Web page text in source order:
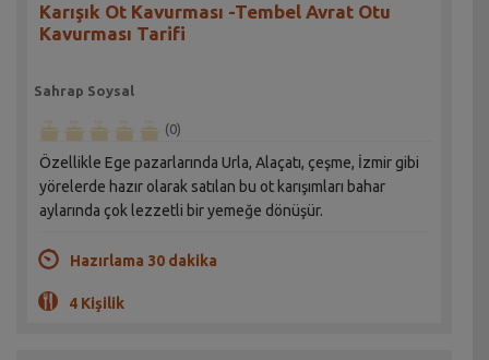
Karışık Ot Kavurması -Tembel Avrat Otu
Kavurması Tarifi
Sahrap Soysal
(0)
Özellikle Ege pazarlarında Urla, Alaçatı, çeşme, İzmir gibi
yörelerde hazır olarak satılan bu ot karışımları bahar
aylarında çok lezzetli bir yemeğe dönüşür.
Hazırlama 30 dakika
4 Kişilik